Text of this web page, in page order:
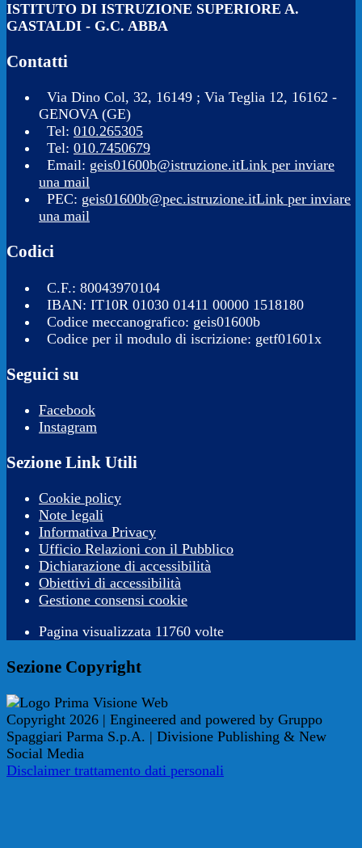
ISTITUTO DI ISTRUZIONE SUPERIORE A.
GASTALDI - G.C. ABBA
Contatti
Via Dino Col, 32, 16149 ; Via Teglia 12, 16162 -
GENOVA (GE)
Tel: 010.265305
Tel: 010.7450679
Email: geis01600b@istruzione.itLink per inviare
una mail
PEC: geis01600b@pec.istruzione.itLink per inviare
una mail
Codici
C.F.: 80043970104
IBAN: IT10R 01030 01411 00000 1518180
Codice meccanografico: geis01600b
Codice per il modulo di iscrizione: getf01601x
Seguici su
Facebook
Instagram
Sezione Link Utili
Cookie policy
Note legali
Informativa Privacy
Ufficio Relazioni con il Pubblico
Dichiarazione di accessibilità
Obiettivi di accessibilità
Gestione consensi cookie
Pagina visualizzata 11760 volte
Sezione Copyright
Copyright 2026 | Engineered and powered by Gruppo
Spaggiari Parma S.p.A. | Divisione Publishing & New
Social Media
Disclaimer trattamento dati personali